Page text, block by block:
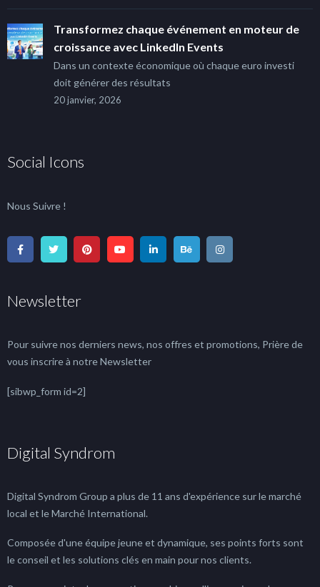
Transformez chaque événement en moteur de
croissance avec LinkedIn Events
Dans un contexte économique où chaque euro investi
doit générer des résultats
20 janvier, 2026
Social Icons
Nous Suivre !
Newsletter
Pour suivre nos derniers news, nos offres et promotions, Prière de
vous inscrire à notre Newsletter
[sibwp_form id=2]
Digital Syndrom
Digital Syndrom Group a plus de 11 ans d'expérience sur le marché
local et le Marché International.
Composée d'une équipe jeune et dynamique, ses points forts sont
le conseil et les solutions clés en main pour nos clients.